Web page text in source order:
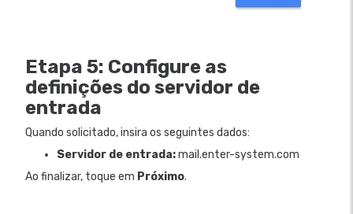
Etapa 5: Configure as
definições do servidor de
entrada
Quando solicitado, insira os seguintes dados:
Servidor de entrada:mail.enter-system.com
Ao finalizar, toque em Próximo.